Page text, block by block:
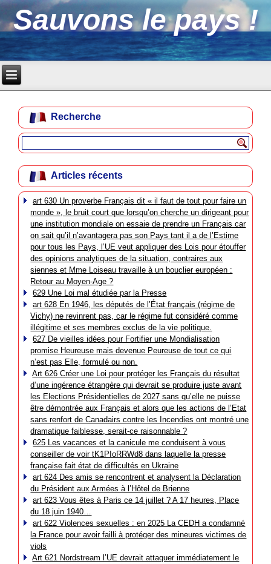
Sauvons le pays !
Recherche
Articles récents
art 630 Un proverbe Français dit « il faut de tout pour faire un
monde », le bruit court que lorsqu’on cherche un dirigeant pour
une institution mondiale on essaie de prendre un Français car
on sait qu’il n’avantagera pas son Pays tant il a de l’Estime
pour tous les Pays, l’UE veut appliquer des Lois pour étouffer
des opinions analytiques de la situation, contraires aux
siennes et Mme Loiseau travaille à un bouclier européen :
Retour au Moyen-Age ?
629 Une Loi mal étudiée par la Presse
art 628 En 1946, les députés de l’État français (régime de
Vichy) ne revinrent pas, car le régime fut considéré comme
illégitime et ses membres exclus de la vie politique.
627 De vieilles idées pour Fortifier une Mondialisation
promise Heureuse mais devenue Peureuse de tout ce qui
n’est pas Elle, formulé ou non.
Art 626 Créer une Loi pour protéger les Français du résultat
d’une ingérence étrangère qui devrait se produire juste avant
les Elections Présidentielles de 2027 sans qu’elle ne puisse
être démontrée aux Français et alors que les actions de l’Etat
sans renfort de Canadairs contre les Incendies ont montré une
dramatique faiblesse, serait-ce raisonnable ?
625 Les vacances et la canicule me conduisent à vous
conseiller de voir tK1PIoRRWd8 dans laquelle la presse
française fait état de difficultés en Ukraine
art 624 Des amis se rencontrent et analysent la Déclaration
du Président aux Armées à l’Hôtel de Brienne
art 623 Vous êtes à Paris ce 14 juillet ? A 17 heures, Place
du 18 juin 1940…
art 622 Violences sexuelles : en 2025 La CEDH a condamné
la France pour avoir failli à protéger des mineures victimes de
viols
Art 621 Nordstream l’UE devrait attaquer immédiatement le